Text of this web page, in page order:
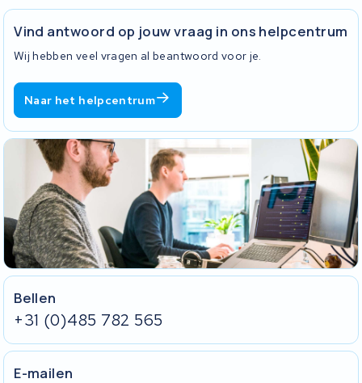
Vind antwoord op jouw vraag in ons helpcentrum
Wij hebben veel vragen al beantwoord voor je.
Naar het helpcentrum
Bellen
+31 (0)485 782 565
E-mailen